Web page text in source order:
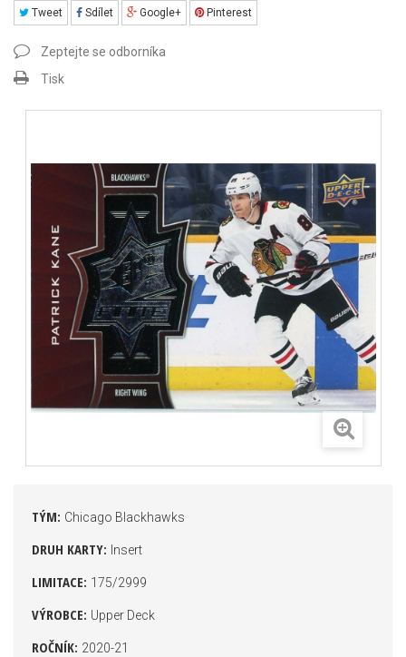
Tweet Sdílet Google+ Pinterest
Zeptejte se odborníka
Tisk
TÝM: Chicago Blackhawks
DRUH KARTY: Insert
LIMITACE: 175/2999
VÝROBCE: Upper Deck
ROČNÍK: 2020-21